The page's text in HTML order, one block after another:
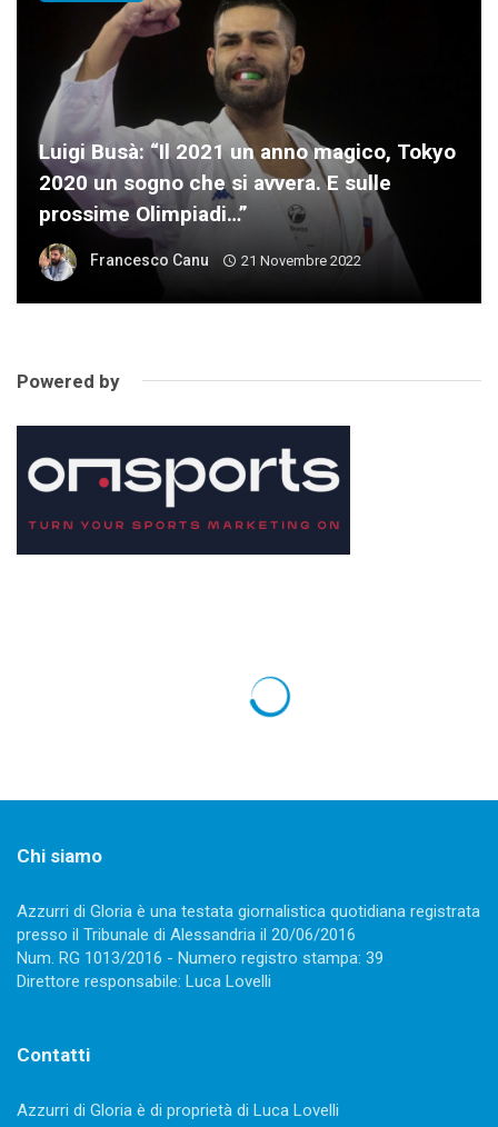
Luigi Busà: “Il 2021 un anno magico, Tokyo
2020 un sogno che si avvera. E sulle
prossime Olimpiadi…”
Francesco Canu 21 Novembre 2022
Powered by
Olimpiadi invernali 2018: il calendario
Olimpiadi invernali 2018, calendario gare di lunedì 19
corto dell’artistico a coppie. Poi curling, pattinaggio di
per l’Italia.